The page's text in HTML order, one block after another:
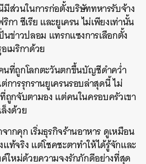
ส่วนในการก่อตั้งบริษัททหารรับจ้าง
กา ซีเรีย และยูเครน ไม่เพียงเท่านั้น
นข่าวปลอม แทรกแซงการเลือกตั้ง
เมริกาด้วย
นที่ถูกโลกตะวันตกขึ้นบัญชีดำคว่ำ
ารรุกรานยูเครนรอบล่าสุดนี้ ไม่
ถูกจับตามอง แต่คนในครอบครัวเขา
งด้วย
ากคุก เริ่มธุรกิจร้านอาหาร ดูเหมือน
ท้จริง แต่โชคชะตาทำให้ได้รู้จักและ
ค์ใหม่ด้วยความจงรักภักดีอย่างที่สุด